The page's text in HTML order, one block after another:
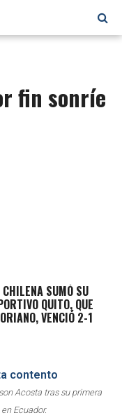
fin sonríe
SUMÓ SU
QUITO, QUE
VENCIÓ 2-1
Acosta tras su primera
Ecuador.